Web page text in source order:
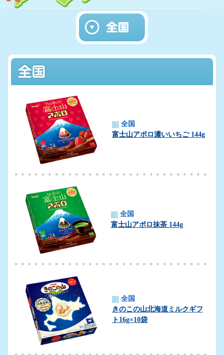
全国
富士山アポロ濃いいちご 144g
全国
富士山アポロ抹茶 144g
全国
きのこの山北海道ミルクギフ
ト16g×10袋